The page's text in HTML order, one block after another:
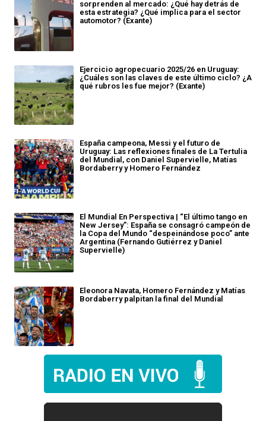
sorprenden al mercado: ¿Qué hay detrás de
esta estrategia? ¿Qué implica para el sector
automotor? (Exante)
Ejercicio agropecuario 2025/26 en Uruguay:
¿Cuáles son las claves de este último ciclo? ¿A
qué rubros les fue mejor? (Exante)
España campeona, Messi y el futuro de
Uruguay: Las reflexiones finales de La Tertulia
del Mundial, con Daniel Supervielle, Matías
Bordaberry y Homero Fernández
El Mundial En Perspectiva | “El último tango en
New Jersey”: España se consagró campeón de
la Copa del Mundo “despeinándose poco” ante
Argentina (Fernando Gutiérrez y Daniel
Supervielle)
Eleonora Navata, Homero Fernández y Matías
Bordaberry palpitan la final del Mundial